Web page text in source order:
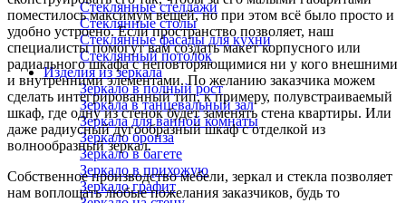
Стеклянные стеллажи
Стеклянные столы
Стеклянные фасады для кухни
Стеклянный потолок
Изделия из зеркала
Зеркало в полный рост
Зеркала в танцевальный зал
Зеркала для ванной комнаты
Зеркало бронза
Зеркало в багете
Зеркало в прихожую
Зеркало графит
поместилось максимум вещей, но при этом всё было просто и
удобно устроено. Если пространство позволяет, наш
специалисты помогут вам создать макет корпусного или
радиального шкафа с неповторяющимися ни у кого внешними
и внутренними элементами. По желанию заказчика можем
сделать интегрированный тип, к примеру, полувстраиваемый
шкаф, где одну из стенок будет заменять стена квартиры. Или
даже радиусный дугообразный шкаф с отделкой из
волнообразный зеркал.
Собственное производство мебели, зеркал и стекла позволяет
нам воплощать любые пожелания заказчиков, будь то